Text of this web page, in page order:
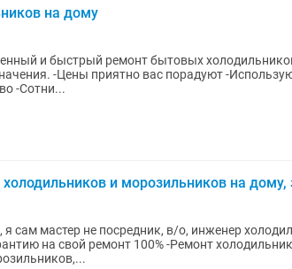
на дому
и быстрый ремонт бытовых
-Цены приятно вас порадуют -
-Сотни...
холодильников и морозильников на
я сам мастер не посредник, в/о, инженер
на свой ремонт 100% -Ремонт